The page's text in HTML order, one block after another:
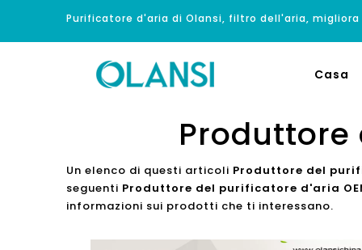
Purificatore d'aria di Olansi, filtro dell'aria,
Casa
Produttore
Un elenco di questi articoli Produttore del
seguenti Produttore del purificatore d'aria
informazioni sui prodotti che ti interessano.